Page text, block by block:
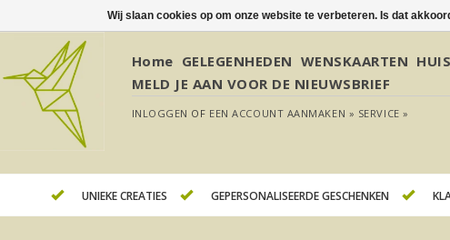
Home GELEGENHEDEN WENSKAARTEN
MELD JE AAN VOOR DE NIEUWSBRIEF
INLOGGEN OF EEN ACCOUNT AANMAKEN » SERVICE »
UNIEKE CREATIES GEPERSONALISEERDE GESCHENKEN
Wij slaan cookies op om onze website te verbeteren. Is dat